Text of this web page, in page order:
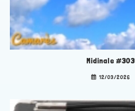
Midinale #303
12/03/2026